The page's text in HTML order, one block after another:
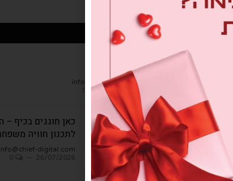
כתבות אחרונות
מבחן הגמבה
info@chief-digital.com
26/07/2026
כאן חוגגים בכיף –
לתכנון חוויה
info@chief-digital.com